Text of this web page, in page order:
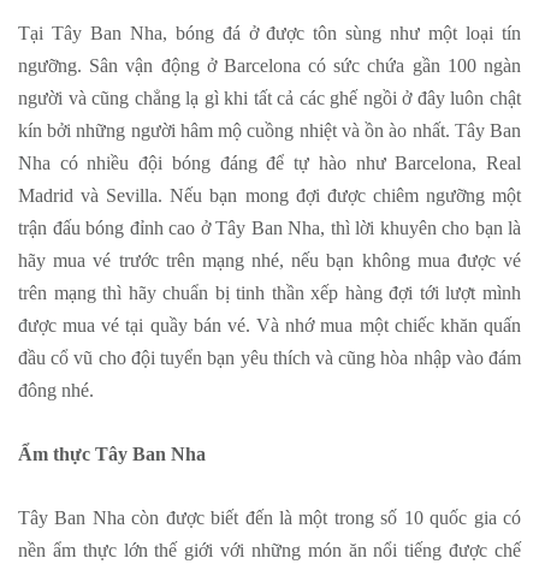
Tại Tây Ban Nha, bóng đá ở được tôn sùng như một loại tín
ngưỡng. Sân vận động ở Barcelona có sức chứa gần 100 ngàn
người và cũng chẳng lạ gì khi tất cả các ghế ngồi ở đây luôn chật
kín bởi những người hâm mộ cuồng nhiệt và ồn ào nhất. Tây Ban
Nha có nhiều đội bóng đáng để tự hào như Barcelona, Real
Madrid và Sevilla. Nếu bạn mong đợi được chiêm ngưỡng một
trận đấu bóng đỉnh cao ở Tây Ban Nha, thì lời khuyên cho bạn là
hãy mua vé trước trên mạng nhé, nếu bạn không mua được vé
trên mạng thì hãy chuẩn bị tinh thần xếp hàng đợi tới lượt mình
được mua vé tại quầy bán vé. Và nhớ mua một chiếc khăn quấn
đầu cổ vũ cho đội tuyển bạn yêu thích và cũng hòa nhập vào đám
đông nhé.
Ẩm thực Tây Ban Nha
Tây Ban Nha còn được biết đến là một trong số 10 quốc gia có
nền ẩm thực lớn thế giới với những món ăn nổi tiếng được chế